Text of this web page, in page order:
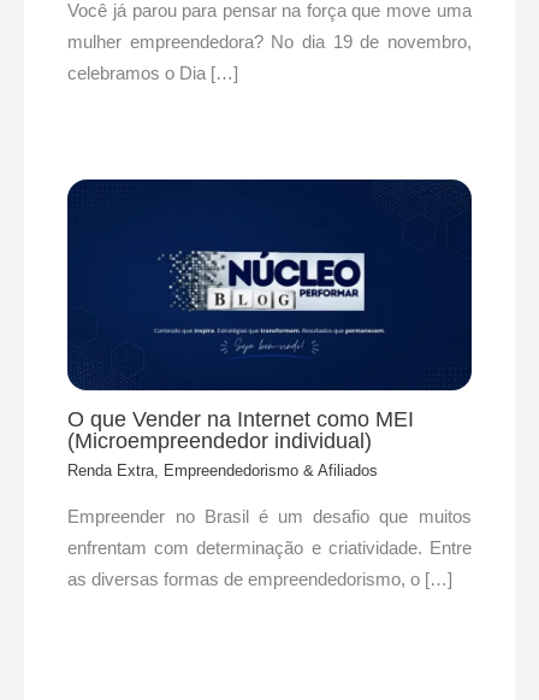
Você já parou para pensar na força que move uma
mulher empreendedora? No dia 19 de novembro,
celebramos o Dia […]
O que Vender na Internet como MEI
(Microempreendedor individual)
Renda Extra, Empreendedorismo & Afiliados
Empreender no Brasil é um desafio que muitos
enfrentam com determinação e criatividade. Entre
as diversas formas de empreendedorismo, o […]